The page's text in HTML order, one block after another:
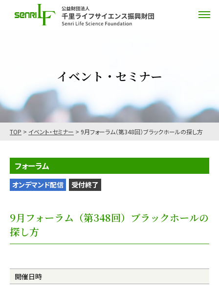
イベント・セミナー
TOP > イベント・セミナー > 9月フォーラム（第348回）ブラックホールの探し方
フォーラム
オンデマンド配信 受付終了
9月フォーラム（第348回）ブラックホールの
探し方
開催日時